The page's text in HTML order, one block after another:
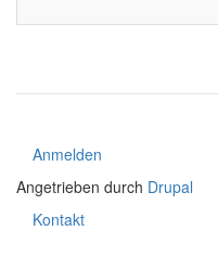
User
account
menu
Anmelden
Angetrieben durch Drupal
Footer
Kontakt